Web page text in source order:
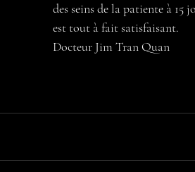
des seins de la patiente à 15
est tout à fait satisfaisant.
Docteur Jim Tran Quan